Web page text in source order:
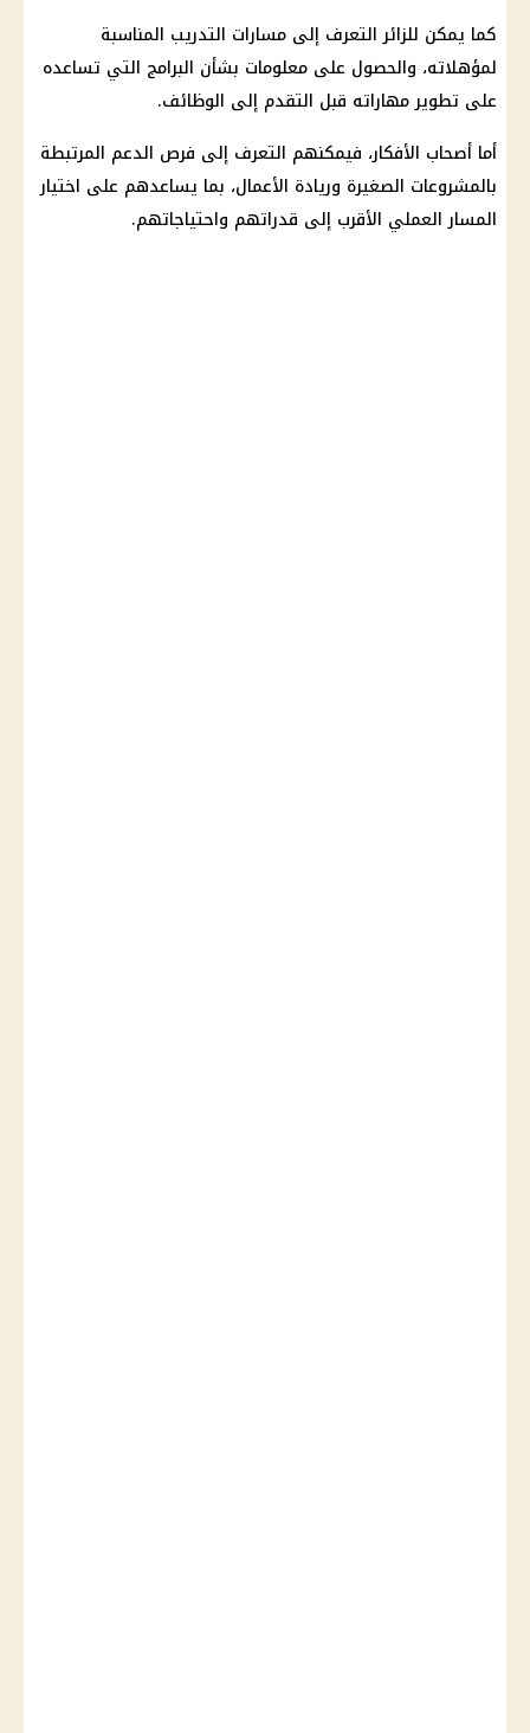
كما يمكن للزائر التعرف إلى مسارات التدريب المناسبة
لمؤهلاته، والحصول على معلومات بشأن البرامج التي تساعده
على تطوير مهاراته قبل التقدم إلى الوظائف.
أما أصحاب الأفكار، فيمكنهم التعرف إلى فرص الدعم المرتبطة
بالمشروعات الصغيرة وريادة الأعمال، بما يساعدهم على اختيار
المسار العملي الأقرب إلى قدراتهم واحتياجاتهم.